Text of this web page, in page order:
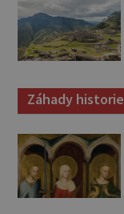
Záhady historie